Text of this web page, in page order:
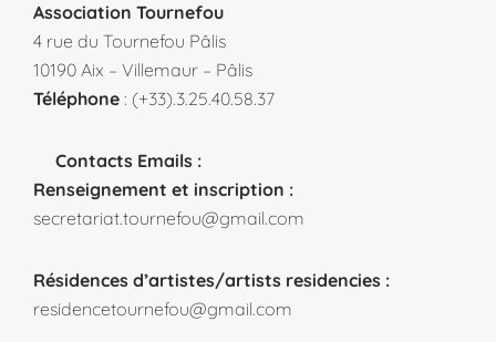
Association Tournefou
4 rue du Tournefou Pâlis
10190 Aix – Villemaur – Pâlis
Téléphone : (+33).3.25.40.58.37
Contacts Emails :
Renseignement et inscription :
secretariat.tournefou@gmail.com
Résidences d’artistes/artists residencies :
residencetournefou@gmail.com